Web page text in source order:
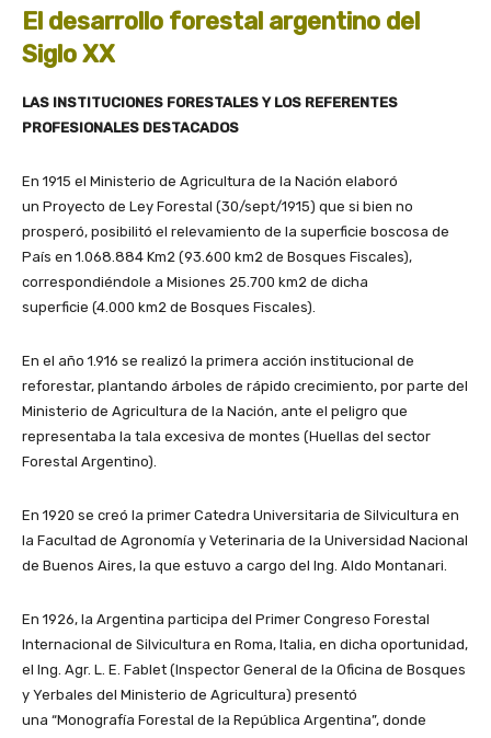
El desarrollo forestal argentino del
Siglo XX
LAS INSTITUCIONES FORESTALES Y LOS REFERENTES
PROFESIONALES DESTACADOS
En 1915 el Ministerio de Agricultura de la Nación elaboró
un Proyecto de Ley Forestal (30/sept/1915) que si bien no
prosperó, posibilitó el relevamiento de la superficie boscosa de
País en 1.068.884 Km2 (93.600 km2 de Bosques Fiscales),
correspondiéndole a Misiones 25.700 km2 de dicha
superficie (4.000 km2 de Bosques Fiscales).
En el año 1.916 se realizó la primera acción institucional de
reforestar, plantando árboles de rápido crecimiento, por parte del
Ministerio de Agricultura de la Nación, ante el peligro que
representaba la tala excesiva de montes (Huellas del sector
Forestal Argentino).
En 1920 se creó la primer Catedra Universitaria de Silvicultura en
la Facultad de Agronomía y Veterinaria de la Universidad Nacional
de Buenos Aires, la que estuvo a cargo del Ing. Aldo Montanari.
En 1926, la Argentina participa del Primer Congreso Forestal
Internacional de Silvicultura en Roma, Italia, en dicha oportunidad,
el Ing. Agr. L. E. Fablet (Inspector General de la Oficina de Bosques
y Yerbales del Ministerio de Agricultura) presentó
una “Monografía Forestal de la República Argentina”, donde